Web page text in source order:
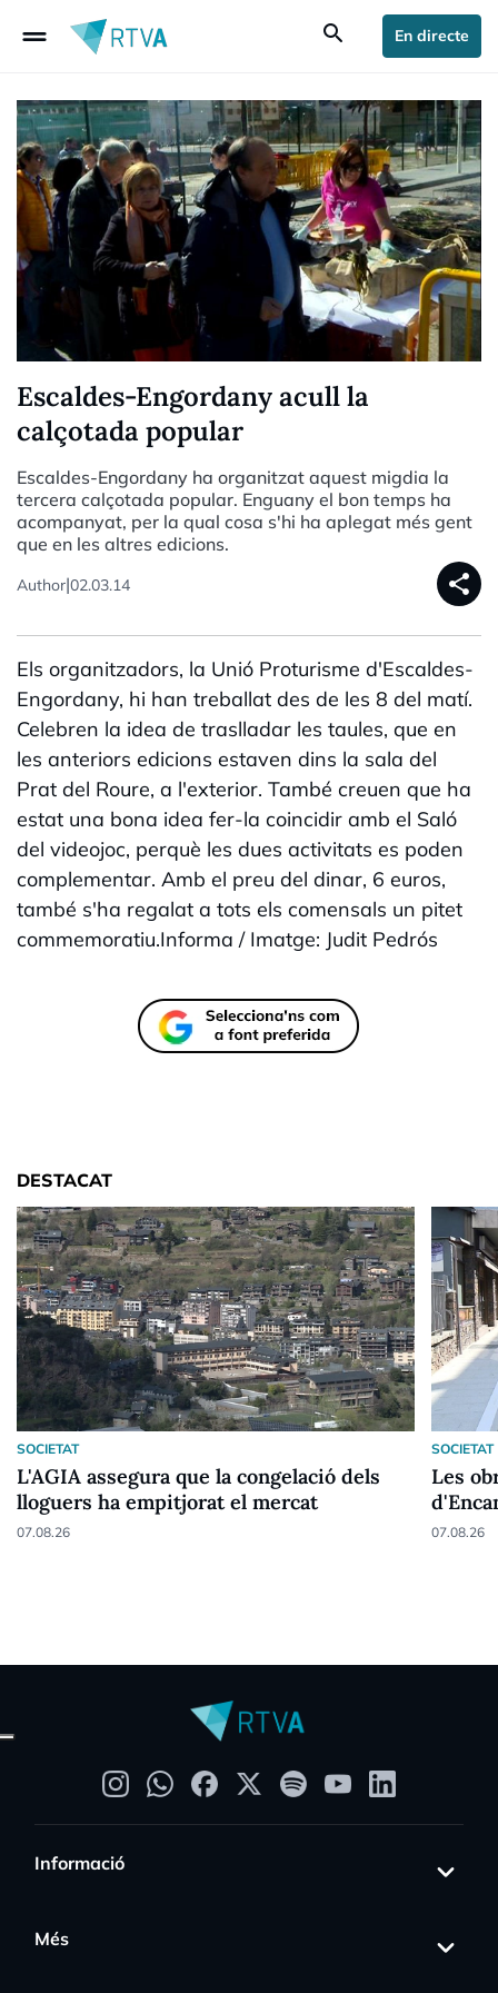
drag_handle search En directe
Escaldes-Engordany acull la
calçotada popular
Escaldes-Engordany ha organitzat aquest migdia la
tercera calçotada popular. Enguany el bon temps ha
acompanyat, per la qual cosa s'hi ha aplegat més gent
que en les altres edicions.
Author|02.03.14 share
Els organitzadors, la Unió Proturisme d'Escaldes-
Engordany, hi han treballat des de les 8 del matí.
Celebren la idea de traslladar les taules, que en
les anteriors edicions estaven dins la sala del
Prat del Roure, a l'exterior. També creuen que ha
estat una bona idea fer-la coincidir amb el Saló
del videojoc, perquè les dues activitats es poden
complementar. Amb el preu del dinar, 6 euros,
també s'ha regalat a tots els comensals un pitet
commemoratiu.Informa / Imatge: Judit Pedrós
DESTACAT
SOCIETAT
L'AGIA assegura que la congelació dels
lloguers ha empitjorat el mercat
07.08.26
SOCIETAT
Les
07.08.26
Informació
Més